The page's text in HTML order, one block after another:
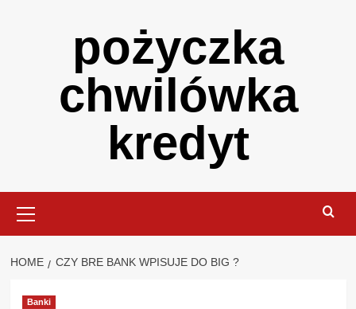
pożyczka
chwilówka
kredyt
Menu
HOME CZY BRE BANK WPISUJE DO BIG ?
Banki